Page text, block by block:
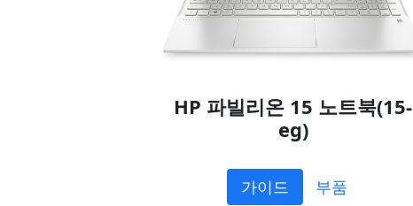
HP 파빌리온 15 노트북(15-
eg)
가이드 부품